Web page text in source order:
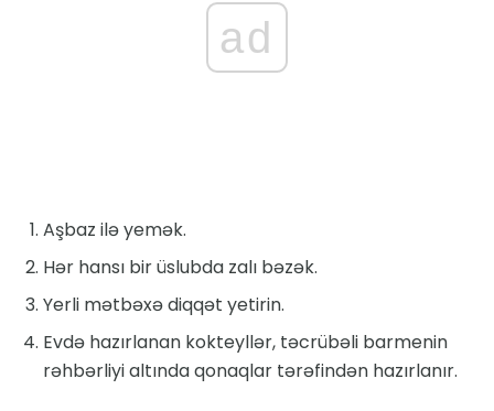
ad
Aşbaz ilə yemək.
Hər hansı bir üslubda zalı bəzək.
Yerli mətbəxə diqqət yetirin.
Evdə hazırlanan kokteyllər, təcrübəli barmenin
rəhbərliyi altında qonaqlar tərəfindən hazırlanır.